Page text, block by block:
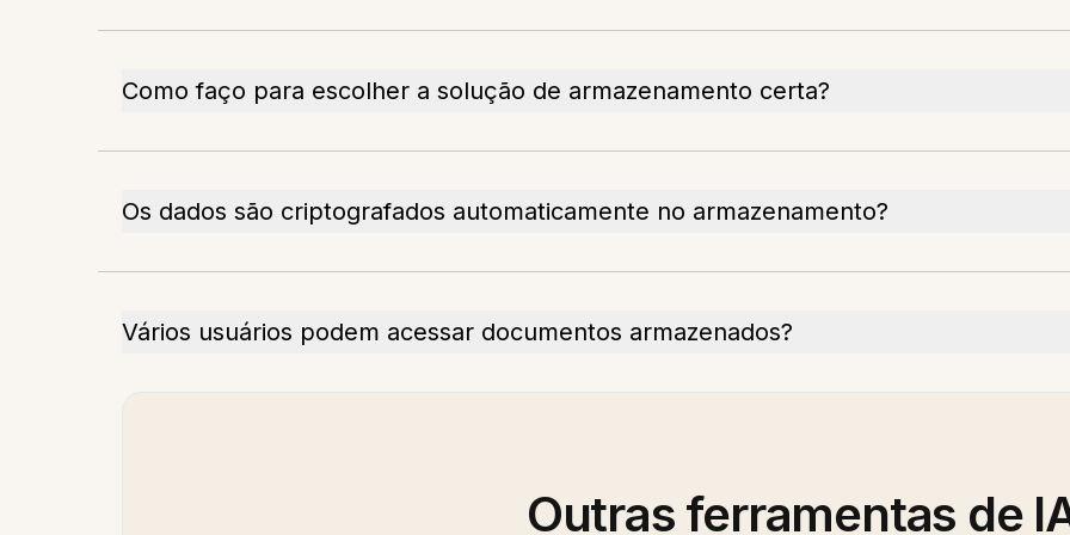
Como faço para escolher a solução de armazenamento certa?
Os dados são criptografados automaticamente no armazenamento?
Vários usuários podem acessar documentos armazenados?
Outras ferramentas de